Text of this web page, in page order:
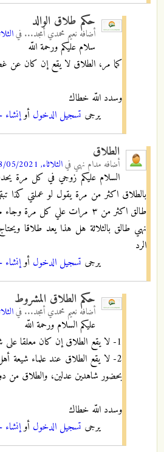
حكم طلاق الوالد
أضافه نعيم محمدي أمجد... فيالثلاثاء, 18/
سلام عليكم ورحمة اللّه
كما مر، الطلاق لا يقع إن كان
وسدد اللّه خطاك
يرجى تسجيل الدخول أو
الطلاق
أضافه مدام نهي فيالثلاثاء, 18/05/2021 - 19:02
السلام عليكم زوجي في كل مرة
بالطلاق اكثر من مرة يقول لو عملتي كذا
طالق اكثر من ٣ مرات علي كل
نهي طالق بالثلاثة هل هذا يعد طلاقا
الرد
يرجى تسجيل الدخول أو
حكم الطلاق المشروط
أضافه نعيم محمدي أمجد... فيالثلاثاء, 18/
عليكم السلام ورحمة اللّه
1- لا يقع الطلاق إن كان معلقا على شيء.
2- لا يقع الطلاق عند علماء شيعة
بحضور شاهدين عدلين، والطلاق من
وسدد اللّه خطاك
يرجى تسجيل الدخول أو